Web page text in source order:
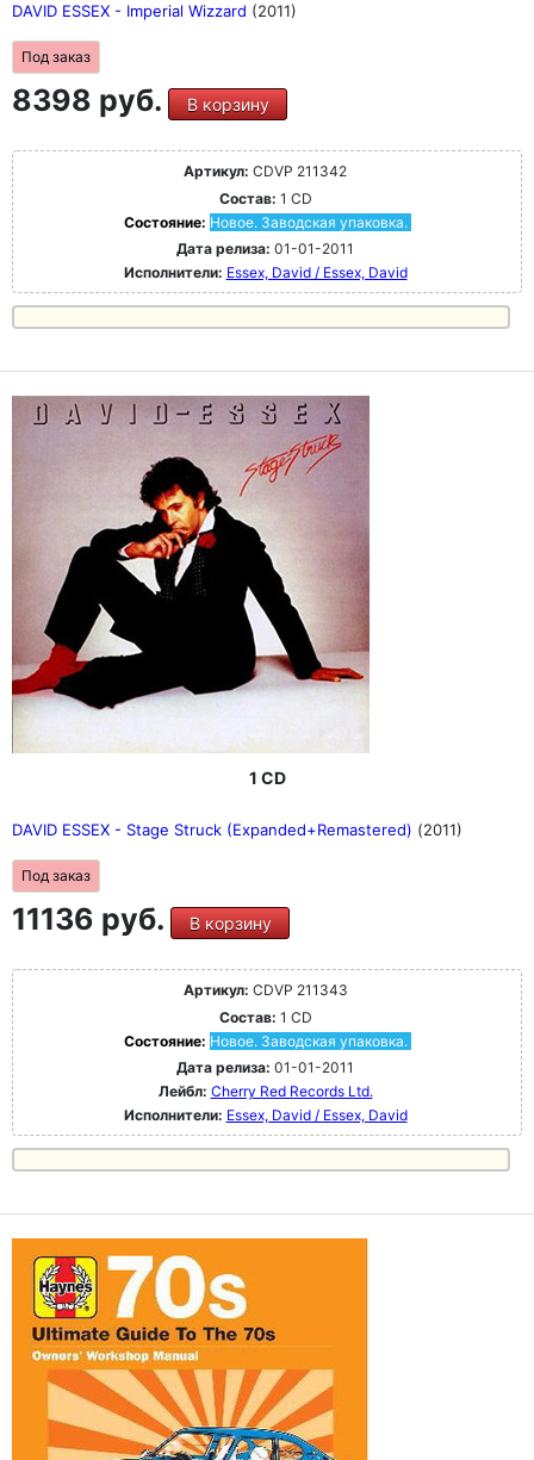
DAVID ESSEX - Imperial Wizzard (2011)
Под заказ
8398 руб. В корзину
Артикул: CDVP 211342
Состав: 1 CD
Состояние: Новое. Заводская упаковка.
Дата релиза: 01-01-2011
Исполнители: Essex, David / Essex, David
1 CD
DAVID ESSEX - Stage Struck (Expanded+Remastered) (2011)
Под заказ
11136 руб. В корзину
Артикул: CDVP 211343
Состав: 1 CD
Состояние: Новое. Заводская упаковка.
Дата релиза: 01-01-2011
Лейбл: Cherry Red Records Ltd.
Исполнители: Essex, David / Essex, David